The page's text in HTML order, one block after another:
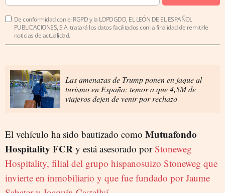
De conformidad con el RGPD y la LOPDGDD, EL LEÓN DE EL ESPAÑOL
PUBLICACIONES, S.A. tratará los datos facilitados con la finalidad de remitirle
noticias de actualidad.
Las amenazas de Trump ponen en jaque al
turismo en España: temor a que 4,5M de
viajeros dejen de venir por rechazo
El vehículo ha sido bautizado como Mutuafondo
Hospitality FCR y está asesorado porStoneweg
Hospitality, filial del grupo hispanosuizo Stoneweg que
invierte en inmobiliario y que fue fundado por Jaume